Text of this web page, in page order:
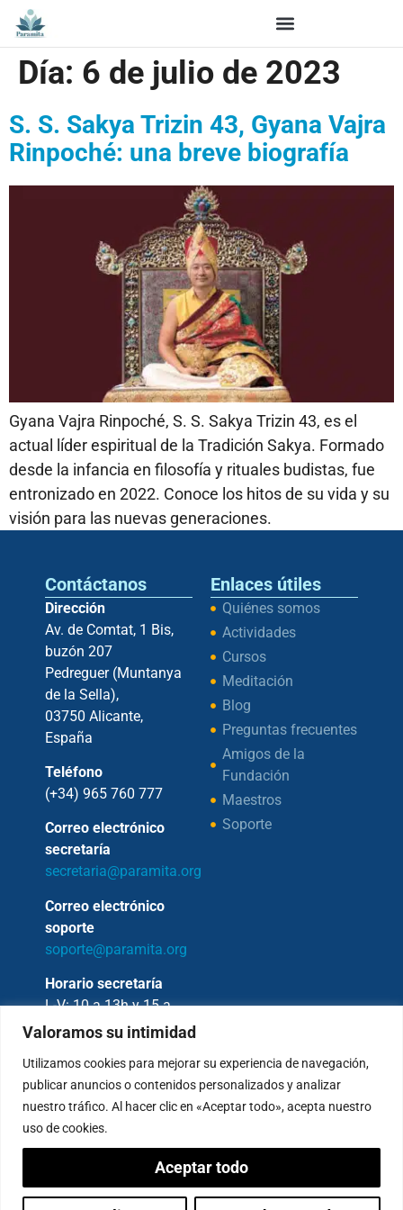
Valoramos su intimidad
Utilizamos cookies para mejorar su experiencia de navegación,
publicar anuncios o contenidos personalizados y analizar
nuestro tráfico. Al hacer clic en «Aceptar todo», acepta nuestro
uso de cookies.
Aceptar todo
Día: 6 de julio de 2023
S. S. Sakya Trizin 43, Gyana Vajra
Rinpoché: una breve biografía
Gyana Vajra Rinpoché, S. S. Sakya Trizin 43, es el
actual líder espiritual de la Tradición Sakya. Formado
desde la infancia en filosofía y rituales budistas, fue
entronizado en 2022. Conoce los hitos de su vida y su
visión para las nuevas generaciones.
Contáctanos
Dirección
Av. de Comtat, 1 Bis,
buzón 207
Pedreguer (Muntanya
de la Sella),
03750 Alicante,
España
Teléfono
(+34) 965 760 777
Correo electrónico
secretaría
secretaria@paramita.org
Correo electrónico
soporte
soporte@paramita.org
Horario secretaría
L-V: 10 a 13h y 15 a
17h
Enlaces útiles
Quiénes somos
Actividades
Cursos
Meditación
Blog
Preguntas frecuentes
Amigos de la
Fundación
Maestros
Soporte
Copyright © 2026 – Fundación Sakya –
Reservados todos los derechos.
— AVISO LEGAL —
Política de Privacidad Condiciones de Pagos